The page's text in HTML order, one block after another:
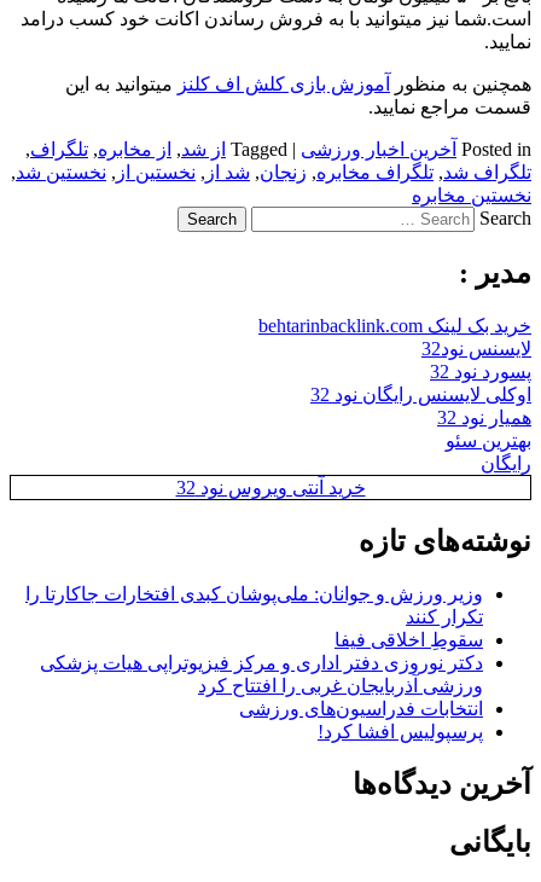
است.شما نیز میتوانید با به فروش رساندن اکانت خود کسب درامد
نمایید.
همچنین به منظور آموزش بازی کلش اف کلنز میتوانید به این
قسمت مراجع نمایید.
Posted in آخرین اخبار ورزشی |
Tagged از شد, از مخابره, تلگراف,
تلگراف شد, تلگراف مخابره, زنجان, شد از , نخستین از , نخستین شد,
نخستین مخابره
Search
مدیر :
خرید بک لینک behtarinbacklink.com
لایسنس نود32
پسورد نود 32
اوکلی لایسنس رایگان نود 32
همیار نود 32
بهترین سئو
رایگان
خرید آنتی ویروس نود 32
نوشته‌های تازه
وزیر ورزش و جوانان: ملی‌پوشان کبدی افتخارات جاکارتا را
تکرار کنند
سقوطِ اخلاقی فیفا
دکتر نوروزی دفتر اداری و مرکز فیزیوتراپی هیات پزشکی
ورزشی آذربایجان غربی را افتتاح کرد
انتخابات فدراسیون‌های ورزشی
پرسپولیس افشا کرد!
آخرین دیدگاه‌ها
بایگانی